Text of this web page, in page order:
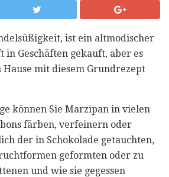
ist ein altmodischer
in Geschäften gekauft, aber es
mit diesem Grundrezept
können Sie Marzipan in vielen
färben, verfeinern oder
der in Schokolade getauchten,
geformten oder zu
und wie sie gegessen